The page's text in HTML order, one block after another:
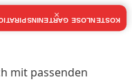
mit passenden
GARTENINSPIRATION
×